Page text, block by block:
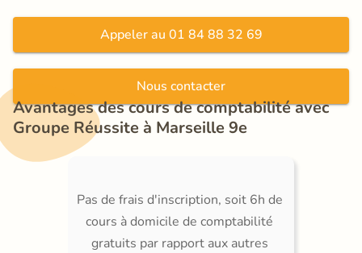
Appeler au 01 84 88 32 69
Nous contacter
Avantages des cours de comptabilité avec
Groupe Réussite à Marseille 9e
Pas de frais d'inscription, soit 6h de
cours à domicile de comptabilité
gratuits par rapport aux autres